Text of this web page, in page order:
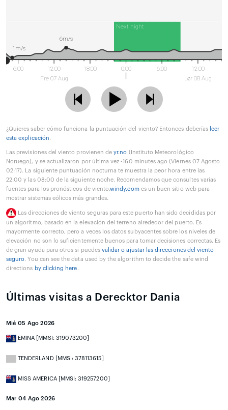
Next night
6:00
12:00
Fre 07 Aug
18:00 0:00 6:00
12:00
Lør 08 Aug
6m/s
1m/s
¿Quieres saber cómo funciona la puntuación del viento? Entonces deberías leer
esta explicación.
Las previsiones del viento provienen deyr.no (Instituto Meteorológico
Noruego), y se actualizaron por última vez -160 minutes ago (Viernes 07 Agosto
02:17). La siguiente puntuación nocturna te muestra la peor hora entre las
22:00 y las 08:00 de la siguiente noche. Recomendamos que consultes varias
fuentes para los pronósticos de viento.windy.comes un buen sitio web para
mostrar sistemas eólicos más grandes.
Las direcciones de viento seguras para este puerto han sido decididas por
un algoritmo, basado en la elevación del terreno alrededor del puerto. Es
mayormente correcto, pero a veces los datos subyacentes sobre los niveles de
elevación no son lo suficientemente buenos para tomar decisiones correctas. Es
de gran ayuda para otros si puedes validar o ajustar las direcciones del viento
seguro. You can see the data used by the algorithm to decide the safe wind
directions by clicking here.
Últimas visitas a Derecktor Dania
Mié 05 Ago 2026
EMINA [MMSI: 319073200]
TENDERLAND [MMSI: 378113615]
MISS AMERICA [MMSI: 319257200]
Mar 04 Ago 2026